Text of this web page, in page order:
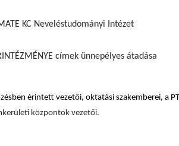
KC Neveléstudományi Intézet
címek ünnepélyes átadása
érintett vezetői, oktatási szakemberei, a
központok vezetői.